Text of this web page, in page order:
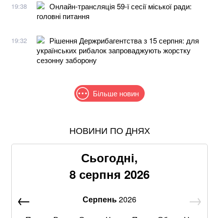
19:38
Онлайн-трансляція 59-ї сесії міської ради:
головні питання
19:32
Рішення Держрибагентства з 15 серпня: для
українських рибалок запроваджують жорстку
сезонну заборону
Більше новин
В МЗС заявили, що слова Залужного щодо членства
Понад 9,2 млрд грн: що відомо про нову гучну
справу "ПриватБанку"
Пенсіонерам доплатять за стаж: хто отримає по 519
НОВИНИ ПО ДНЯХ
Сьогодні,
8 серпня 2026
Серпень2026